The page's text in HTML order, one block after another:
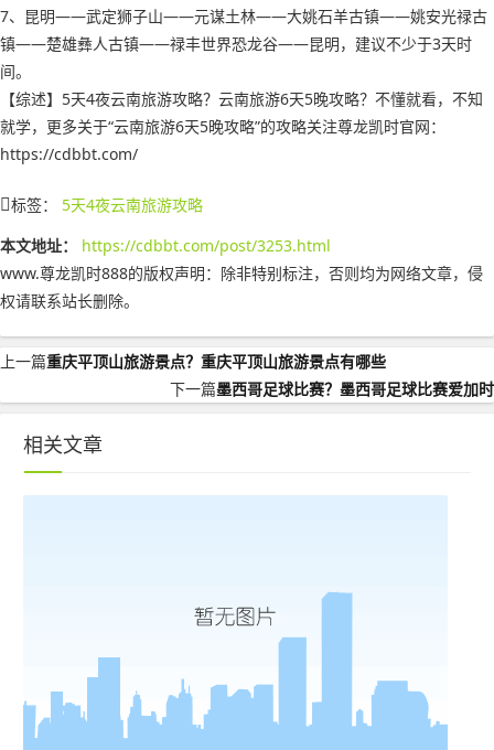
7、昆明——武定狮子山——元谋土林——大姚石羊古镇——姚安光禄古
镇——楚雄彝人古镇——禄丰世界恐龙谷——昆明，建议不少于3天时
间。
【综述】5天4夜云南旅游攻略？云南旅游6天5晚攻略？不懂就看，不知
就学，更多关于“云南旅游6天5晚攻略”的攻略关注尊龙凯时官网：
https://cdbbt.com/
标签： 5天4夜云南旅游攻略
本文地址：
https://cdbbt.com/post/3253.html
www.尊龙凯时888的版权声明： 除非特别标注，否则均为网络文章，侵
权请联系站长删除。
上一篇重庆平顶山旅游景点？重庆平顶山旅游景点有哪些
下一篇墨西哥足球比赛？墨西哥足球比赛爱加时
相关文章